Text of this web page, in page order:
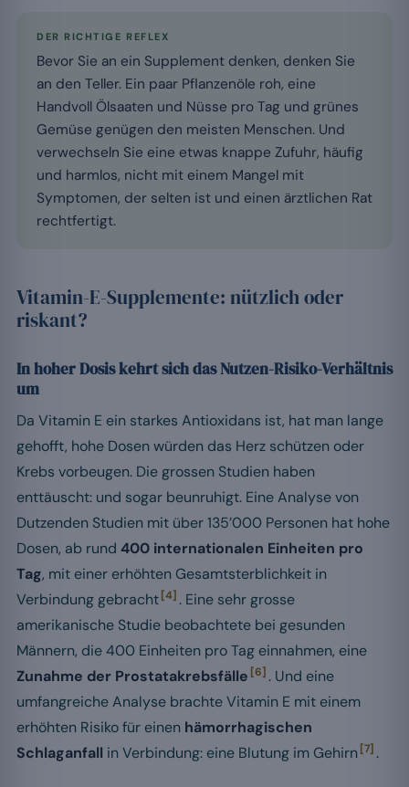
DER RICHTIGE REFLEX
Bevor Sie an ein Supplement denken, denken Sie
an den Teller. Ein paar Pflanzenöle roh, eine
Handvoll Ölsaaten und Nüsse pro Tag und grünes
Gemüse genügen den meisten Menschen. Und
verwechseln Sie eine etwas knappe Zufuhr, häufig
und harmlos, nicht mit einem Mangel mit
Symptomen, der selten ist und einen ärztlichen Rat
rechtfertigt.
Vitamin-E-Supplemente: nützlich oder
riskant?
In hoher Dosis kehrt sich das Nutzen-Risiko-Verhältnis
um
Da Vitamin E ein starkes Antioxidans ist, hat man lange
gehofft, hohe Dosen würden das Herz schützen oder
Krebs vorbeugen. Die grossen Studien haben
enttäuscht: und sogar beunruhigt. Eine Analyse von
Dutzenden Studien mit über 135’000 Personen hat hohe
Dosen, ab rund 400 internationalen Einheiten pro
Tag, mit einer erhöhten Gesamtsterblichkeit in
Verbindung gebracht[4] . Eine sehr grosse
amerikanische Studie beobachtete bei gesunden
Männern, die 400 Einheiten pro Tag einnahmen, eine
Zunahme der Prostatakrebsfälle [6] . Und eine
umfangreiche Analyse brachte Vitamin E mit einem
erhöhten Risiko für einen hämorrhagischen
Schlaganfall in Verbindung: eine Blutung im Gehirn[7] .